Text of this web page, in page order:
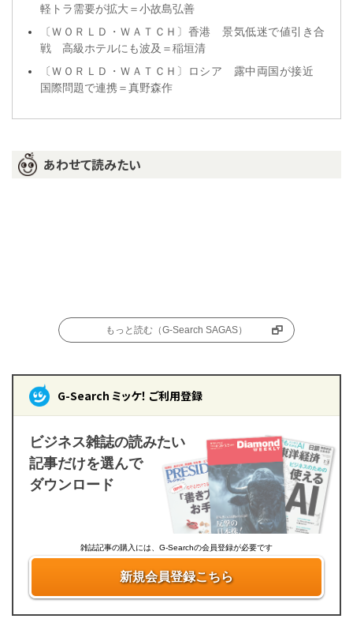
軽トラ需要が拡大＝小故島弘善
〔ＷＯＲＬＤ・ＷＡＴＣＨ〕香港 景気低迷で値引き合
戦 高級ホテルにも波及＝稲垣清
〔ＷＯＲＬＤ・ＷＡＴＣＨ〕ロシア 露中両国が接近
国際問題で連携＝真野森作
あわせて読みたい
もっと読む（G-Search SAGAS）
G-Search ミッケ！ ご利用登録
ビジネス雑誌の読みたい
記事だけを選んで
ダウンロード
雑誌記事の購入には、G-Searchの会員登録が必要です
新規会員登録こちら